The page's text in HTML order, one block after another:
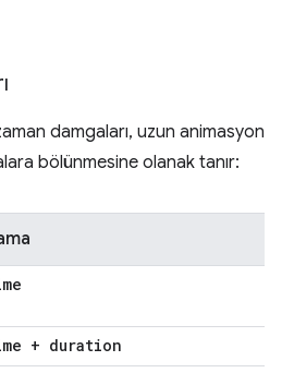
damgaları, uzun animasyon
bölünmesine olanak tanır:
+ duration